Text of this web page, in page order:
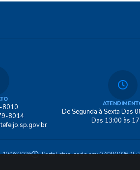
8010
8014
De Segunda à Sexta Das
Das 13:00 às
19/06/2026 Portal atualizado em:07/08/2026